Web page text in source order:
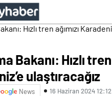
Bakanı: Hızlı tren
ulaştıracağız
News 16 Haziran 2024 12:12
kaldı”